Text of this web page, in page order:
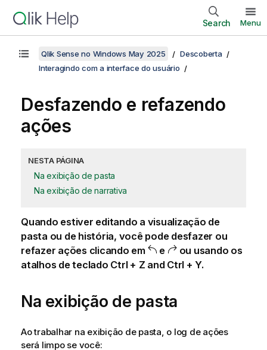
Search Menu
Qlik Sense no Windows May 2025
Descoberta
Interagindo com a interface do usuário
Desfazendo e refazendo
ações
NESTA PÁGINA
Na exibição de pasta
Na exibição de narrativa
Quando estiver editando a visualização de
pasta ou de história, você pode desfazer ou
refazer ações clicando em
e
ou usando os
atalhos de teclado Ctrl + Z and Ctrl + Y.
Na exibição de pasta
Ao trabalhar na exibição de pasta, o log de ações
será limpo se você: